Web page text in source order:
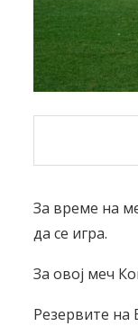
За време на
да се игра.
За овој меч
Резервите на